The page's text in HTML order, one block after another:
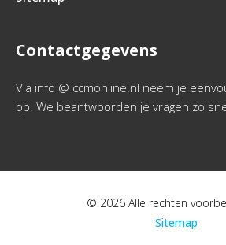
Contactgegevens
Via info @ ccmonline.nl neem je
op. We beantwoorden je vragen zo
© 2026 Alle rechten
Sitemap